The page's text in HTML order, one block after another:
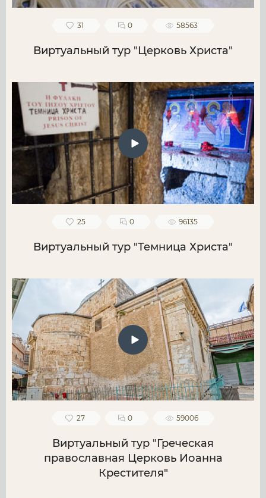
31 0 58563
Виртуальный тур "Церковь Христа"
25 0 96135
Виртуальный тур "Темница Христа"
27 0 59006
Виртуальный тур "Греческая
православная Церковь Иоанна
Крестителя"